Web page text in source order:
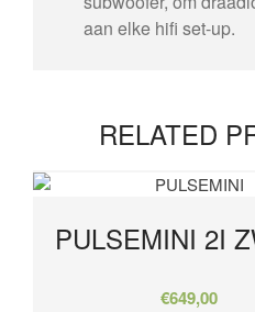
aan elke hifi set-up.
RELATED
PULSEMINI 2I
€649,00